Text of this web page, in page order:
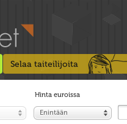
Selaa taiteilijoita
Hinta euroissa
Enintään